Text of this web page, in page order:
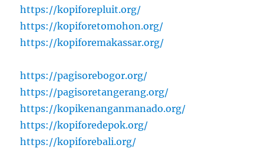
https://kopiforepluit.org/
https://kopiforetomohon.org/
https://kopiforemakassar.org/
https://pagisorebogor.org/
https://pagisoretangerang.org/
https://kopikenanganmanado.org/
https://kopiforedepok.org/
https://kopiforebali.org/